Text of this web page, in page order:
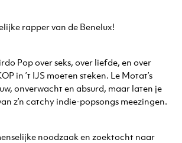
rapper van de Benelux!
Pop over seks, over liefde, en over
in ’t IJS moeten steken. Le Motat’s
onverwacht en absurd, maar laten je
z’n catchy indie-popsongs meezingen.
noodzaak en zoektocht naar